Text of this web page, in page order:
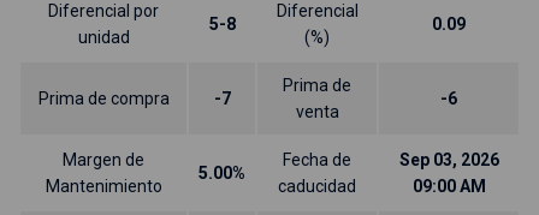
Diferencial por
unidad
5-8
Diferencial
(%)
0.09
Prima de compra -7
Prima de
venta
-6
Margen de
Mantenimiento
5.00%
Fecha de
caducidad
Sep 03, 2026
09:00 AM